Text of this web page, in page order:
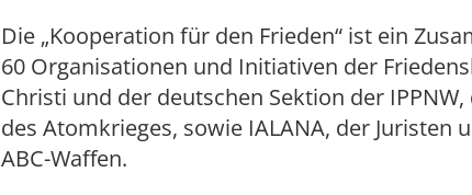
Die „Kooperation für den Frieden“ ist ein
60 Organisationen und Initiativen der
Christi und der deutschen Sektion der
des Atomkrieges, sowie IALANA, der Juristen
ABC-Waffen.